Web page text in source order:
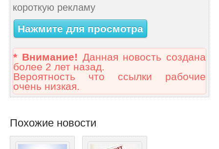
короткую рекламу
Нажмите для просмотра
* Внимание! Данная новость создана
более 2 лет назад.
Вероятность что ссылки рабочие
очень низкая.
Похожие новости